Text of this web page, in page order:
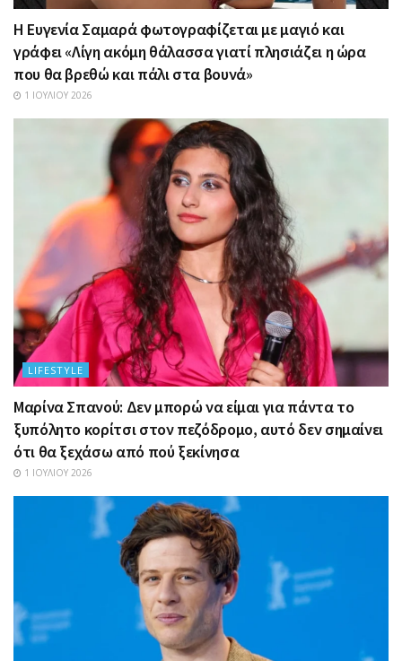
Η Ευγενία Σαμαρά φωτογραφίζεται με μαγιό και
γράφει «Λίγη ακόμη θάλασσα γιατί πλησιάζει η ώρα
που θα βρεθώ και πάλι στα βουνά»
1 ΙΟΥΛΊΟΥ 2026
LIFESTYLE
Μαρίνα Σπανού: Δεν μπορώ να είμαι για πάντα το
ξυπόλητο κορίτσι στον πεζόδρομο, αυτό δεν σημαίνει
ότι θα ξεχάσω από πού ξεκίνησα
1 ΙΟΥΛΊΟΥ 2026